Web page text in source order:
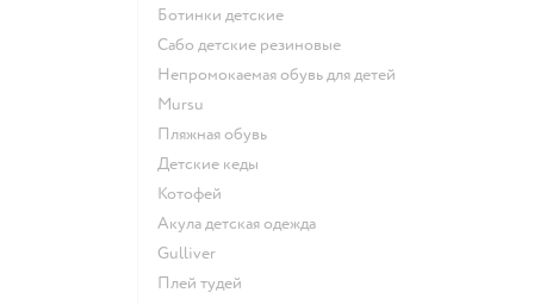
Ботинки детские
Сабо детские резиновые
Непромокаемая обувь для детей
Mursu
Пляжная обувь
Детские кеды
Котофей
Акула детская одежда
Gulliver
Плей тудей